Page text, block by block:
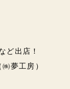
ど出店！
夢工房）